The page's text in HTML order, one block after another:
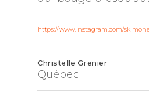
https://www.instagram.com/
Christelle Grenier
Québec